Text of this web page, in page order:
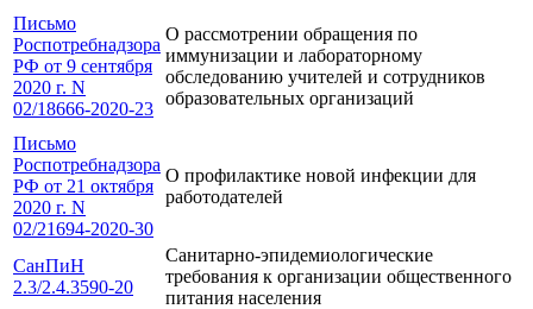
Письмо
Роспотребнадзора
РФ от 9 сентября
2020 г. N
02/18666-2020-23
О рассмотрении обращения по
иммунизации и лабораторному
обследованию учителей и сотрудников
образовательных организаций
Письмо
Роспотребнадзора
РФ от 21 октября
2020 г. N
02/21694-2020-30
О профилактике новой инфекции для
работодателей
СанПиН
2.3/2.4.3590-20
Санитарно-эпидемиологические
требования к организации общественного
питания населения